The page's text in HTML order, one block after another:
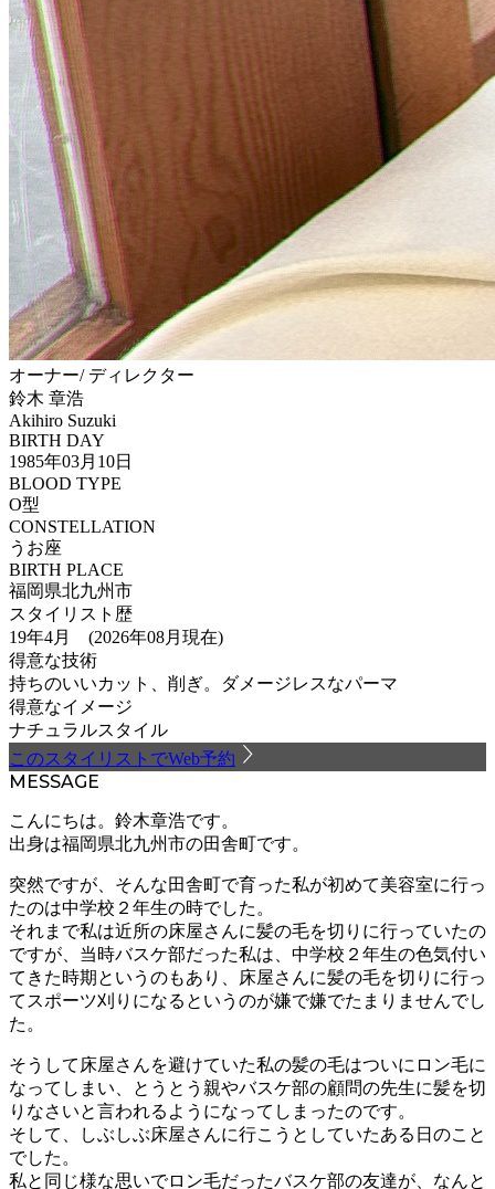
オーナー/ ディレクター
鈴木 章浩
Akihiro Suzuki
BIRTH DAY
1985年03月10日
BLOOD TYPE
O型
CONSTELLATION
うお座
BIRTH PLACE
福岡県北九州市
スタイリスト歴
19年4月 (2026年08月現在)
得意な技術
持ちのいいカット、削ぎ。ダメージレスなパーマ
得意なイメージ
ナチュラルスタイル
このスタイリストでWeb予約
MESSAGE
こんにちは。鈴木章浩です。
出身は福岡県北九州市の田舎町です。
突然ですが、そんな田舎町で育った私が初めて美容室に行っ
たのは中学校２年生の時でした。
それまで私は近所の床屋さんに髪の毛を切りに行っていたの
ですが、当時バスケ部だった私は、中学校２年生の色気付い
てきた時期というのもあり、床屋さんに髪の毛を切りに行っ
てスポーツ刈りになるというのが嫌で嫌でたまりませんでし
た。
そうして床屋さんを避けていた私の髪の毛はついにロン毛に
なってしまい、とうとう親やバスケ部の顧問の先生に髪を切
りなさいと言われるようになってしまったのです。
そして、しぶしぶ床屋さんに行こうとしていたある日のこと
でした。
私と同じ様な思いでロン毛だったバスケ部の友達が、なんと